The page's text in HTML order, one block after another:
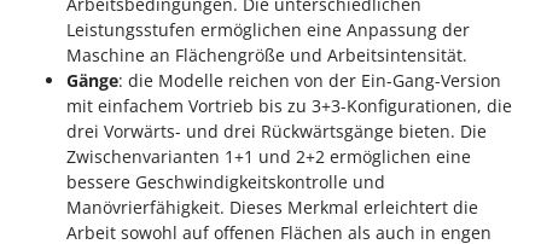
Arbeitsbedingungen. Die unterschiedlichen
Leistungsstufen ermöglichen eine Anpassung der
Maschine an Flächengröße und Arbeitsintensität.
Gänge: die Modelle reichen von der Ein-Gang-Version
mit einfachem Vortrieb bis zu 3+3-Konfigurationen, die
drei Vorwärts- und drei Rückwärtsgänge bieten. Die
Zwischenvarianten 1+1 und 2+2 ermöglichen eine
bessere Geschwindigkeitskontrolle und
Manövrierfähigkeit. Dieses Merkmal erleichtert die
Arbeit sowohl auf offenen Flächen als auch in engen